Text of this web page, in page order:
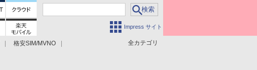
Impress サイト
全カテゴリ
格安SIM/MVNO